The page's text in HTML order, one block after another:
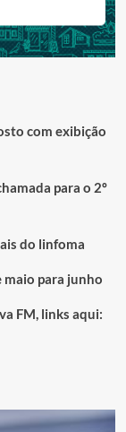
com exibição
para o 2º
do linfoma
maio para junho
FM, links aqui: